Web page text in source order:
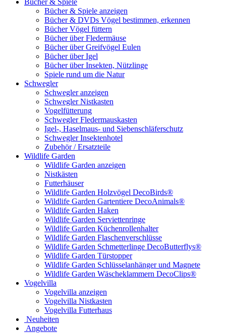
Bücher & Spiele anzeigen
Bücher & DVDs Vögel bestimmen, erkennen
Bücher Vögel füttern
Bücher über Fledermäuse
Bücher über Greifvögel Eulen
Bücher über Igel
Bücher über Insekten, Nützlinge
Spiele rund um die Natur
Schwegler
Schwegler anzeigen
Schwegler Nistkasten
Vogelfütterung
Schwegler Fledermauskasten
Igel-, Haselmaus- und Siebenschläferschutz
Schwegler Insektenhotel
Zubehör / Ersatzteile
Wildlife Garden
Wildlife Garden anzeigen
Nistkästen
Futterhäuser
Wildlife Garden Holzvögel DecoBirds®
Wildlife Garden Gartentiere DecoAnimals®
Wildlife Garden Haken
Wildlife Garden Serviettenringe
Wildlife Garden Küchenrollenhalter
Wildlife Garden Flaschenverschlüsse
Wildlife Garden Schmetterlinge DecoButterflys®
Wildlife Garden Türstopper
Wildlife Garden Schlüsselanhänger und Magnete
Wildlife Garden Wäscheklammern DecoClips®
Vogelvilla
Vogelvilla anzeigen
Vogelvilla Nistkasten
Vogelvilla Futterhaus
Neuheiten
Angebote